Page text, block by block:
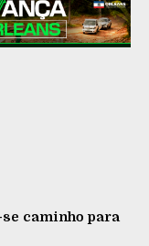
caminho para